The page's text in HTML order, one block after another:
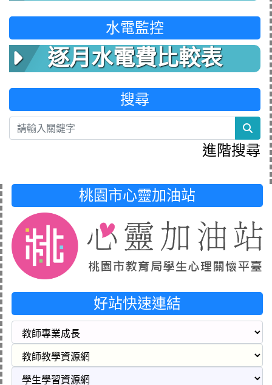
水電監控
逐月水電費比較表
搜尋
進階搜尋
桃園市心靈加油站
好站快速連結